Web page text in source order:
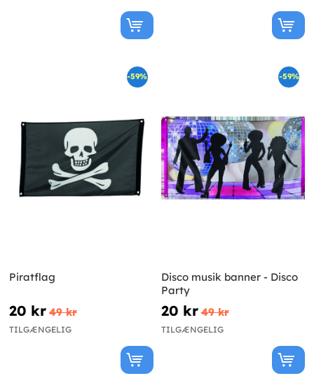
-59%
Piratflag
20 kr 49 kr
TILGÆNGELIG
-59%
Disco musik banner - Disco
Party
20 kr 49 kr
TILGÆNGELIG